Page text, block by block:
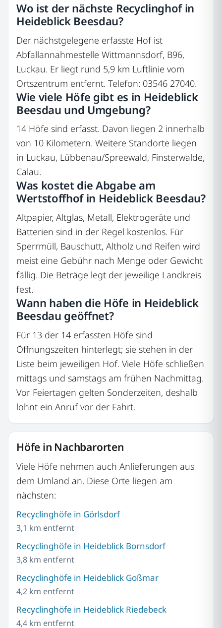
Wo ist der nächste Recyclinghof in
Heideblick Beesdau?
Der nächstgelegene erfasste Hof ist
Abfallannahmestelle Wittmannsdorf, B96,
Luckau. Er liegt rund 5,9 km Luftlinie vom
Ortszentrum entfernt. Telefon: 03546 27040.
Wie viele Höfe gibt es in Heideblick
Beesdau und Umgebung?
14 Höfe sind erfasst. Davon liegen 2 innerhalb
von 10 Kilometern. Weitere Standorte liegen
in Luckau, Lübbenau/Spreewald, Finsterwalde,
Calau.
Was kostet die Abgabe am
Wertstoffhof in Heideblick Beesdau?
Altpapier, Altglas, Metall, Elektrogeräte und
Batterien sind in der Regel kostenlos. Für
Sperrmüll, Bauschutt, Altholz und Reifen wird
meist eine Gebühr nach Menge oder Gewicht
fällig. Die Beträge legt der jeweilige Landkreis
fest.
Wann haben die Höfe in Heideblick
Beesdau geöffnet?
Für 13 der 14 erfassten Höfe sind
Öffnungszeiten hinterlegt; sie stehen in der
Liste beim jeweiligen Hof. Viele Höfe schließen
mittags und samstags am frühen Nachmittag.
Vor Feiertagen gelten Sonderzeiten, deshalb
lohnt ein Anruf vor der Fahrt.
Höfe in Nachbarorten
Viele Höfe nehmen auch Anlieferungen aus
dem Umland an. Diese Orte liegen am
nächsten:
Recyclinghöfe in Görlsdorf
3,1 km entfernt
Recyclinghöfe in Heideblick Bornsdorf
3,8 km entfernt
Recyclinghöfe in Heideblick Goßmar
4,2 km entfernt
Recyclinghöfe in Heideblick Riedebeck
4,4 km entfernt